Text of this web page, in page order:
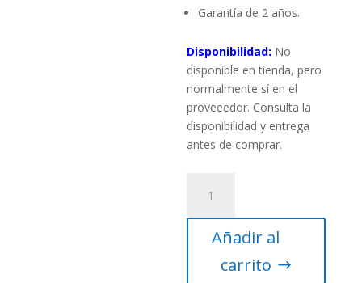
Garantía de 2 años.
Disponibilidad: No
disponible en tienda, pero
normalmente sí en el
proveeedor. Consulta la
disponibilidad y entrega
antes de comprar.
computerizado
Celestron
NexStar
cantidad
Añadir al
carrito